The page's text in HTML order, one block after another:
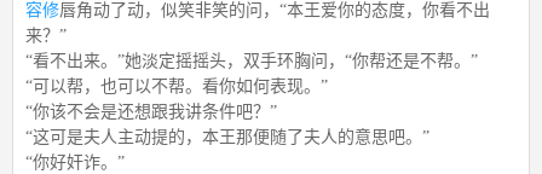
容修唇角动了动，似笑非笑的问，“本王爱你的态度，你看不出
来？”
“看不出来。”她淡定摇摇头，双手环胸问，“你帮还是不帮。”
“可以帮，也可以不帮。看你如何表现。”
“你该不会是还想跟我讲条件吧？”
“这可是夫人主动提的，本王那便随了夫人的意思吧。”
“你好奸诈。”